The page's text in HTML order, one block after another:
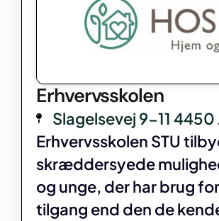
Erhvervsskolen
Slagelsevej 9-11
Erhvervsskolen STU
skræddersyede
og unge, der har brug
tilgang end den de